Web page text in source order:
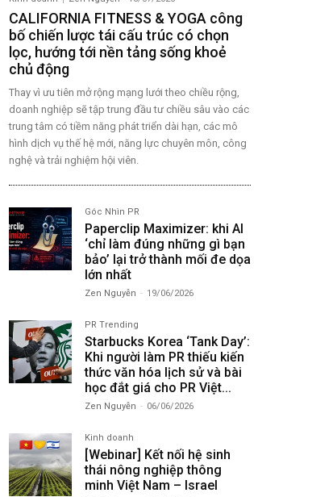
CALIFORNIA FITNESS & YOGA công
bố chiến lược tái cấu trúc có chọn
lọc, hướng tới nền tảng sống khoẻ
chủ động
Thay vì ưu tiên mở rộng mạng lưới theo chiều rộng,
doanh nghiệp sẽ tập trung đầu tư chiều sâu vào các
trung tâm có tiềm năng phát triển dài hạn, các mô
hình dịch vụ thế hệ mới, năng lực chuyên môn, công
nghệ và trải nghiệm hội viên.
Góc Nhìn PR
Paperclip Maximizer: khi AI
‘chỉ làm đúng những gì bạn
bảo’ lại trở thành mối đe dọa
lớn nhất
Zen Nguyễn - 19/06/2026
PR Trending
Starbucks Korea ‘Tank Day’:
Khi người làm PR thiếu kiến
thức văn hóa lịch sử và bài
học đắt giá cho PR Việt...
Zen Nguyễn - 06/06/2026
Kinh doanh
[Webinar] Kết nối hệ sinh
thái nông nghiệp thông
minh Việt Nam – Israel